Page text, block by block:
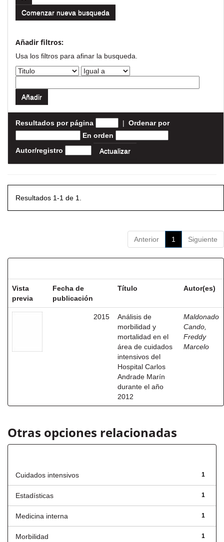
Comenzar nueva busqueda
Añadir filtros:
Usa los filtros para afinar la busqueda.
Resultados por página | Ordenar por
En orden
Autor/registro
Resultados 1-1 de 1.
Anterior 1 Siguiente
Vista
previa
Fecha de
publicación
Título Autor(es)
2015
Análisis de
morbilidad y
mortalidad en el
área de cuidados
intensivos del
Hospital Carlos
Andrade Marín
durante el año
2012
Maldonado
Cando,
Freddy
Marcelo
Otras opciones relacionadas
1
Cuidados intensivos
1
Estadísticas
1
Medicina interna
1
Morbilidad